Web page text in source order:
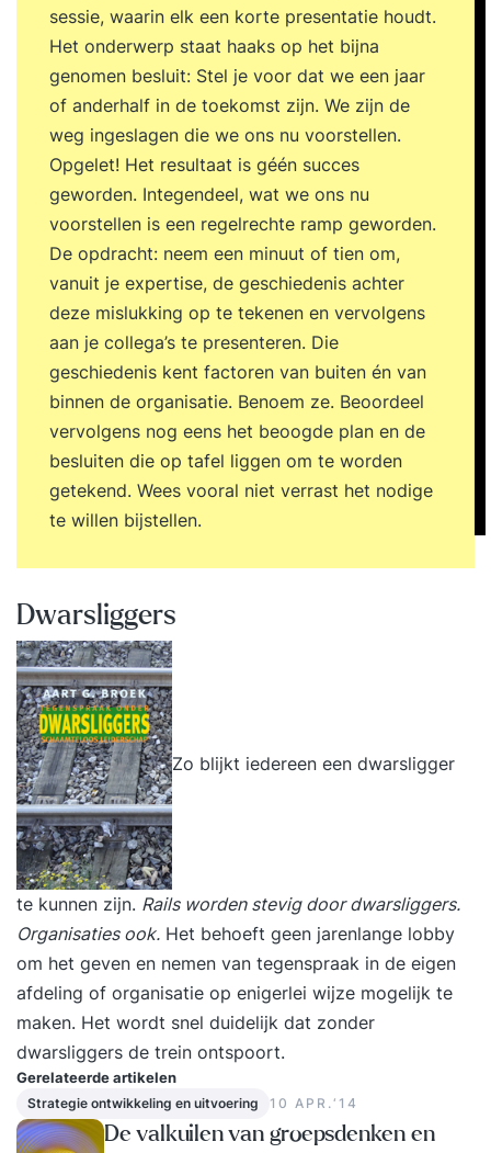
sessie, waarin elk een korte presentatie houdt.
Het onderwerp staat haaks op het bijna
genomen besluit: Stel je voor dat we een jaar
of anderhalf in de toekomst zijn. We zijn de
weg ingeslagen die we ons nu voorstellen.
Opgelet! Het resultaat is géén succes
geworden. Integendeel, wat we ons nu
voorstellen is een regelrechte ramp geworden.
De opdracht: neem een minuut of tien om,
vanuit je expertise, de geschiedenis achter
deze mislukking op te tekenen en vervolgens
aan je collega’s te presenteren. Die
geschiedenis kent factoren van buiten én van
binnen de organisatie. Benoem ze. Beoordeel
vervolgens nog eens het beoogde plan en de
besluiten die op tafel liggen om te worden
getekend. Wees vooral niet verrast het nodige
te willen bijstellen.
Dwarsliggers
Zo blijkt iedereen een dwarsligger
te kunnen zijn. Rails worden stevig door dwarsliggers.
Organisaties ook. Het behoeft geen jarenlange lobby
om het geven en nemen van tegenspraak in de eigen
afdeling of organisatie op enigerlei wijze mogelijk te
maken. Het wordt snel duidelijk dat zonder
dwarsliggers de trein ontspoort.
Gerelateerde artikelen
Strategie ontwikkeling en uitvoering 10 APR.‘14
De valkuilen van groepsdenken en